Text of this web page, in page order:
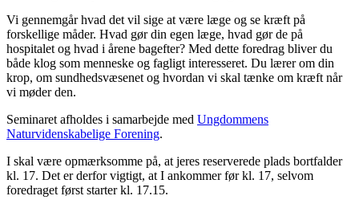
Vi gennemgår hvad det vil sige at være læge og se kræft på
forskellige måder. Hvad gør din egen læge, hvad gør de på
hospitalet og hvad i årene bagefter? Med dette foredrag bliver du
både klog som menneske og fagligt interesseret. Du lærer om din
krop, om sundhedsvæsenet og hvordan vi skal tænke om kræft når
vi møder den.
Seminaret afholdes i samarbejde med Ungdommens
Naturvidenskabelige Forening.
I skal være opmærksomme på, at jeres reserverede plads bortfalder
kl. 17. Det er derfor vigtigt, at I ankommer før kl. 17, selvom
foredraget først starter kl. 17.15.